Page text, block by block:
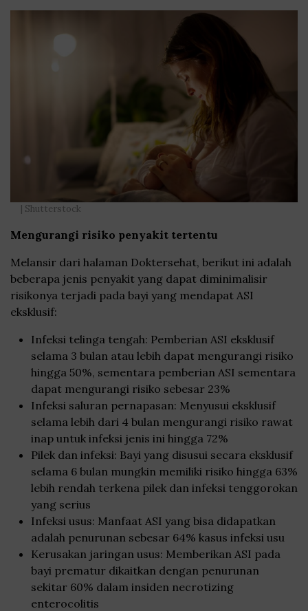
| Shutterstock
Mengurangi risiko penyakit tertentu
Melansir dari halaman Doktersehat, berikut ini adalah
beberapa jenis penyakit yang dapat diminimalisir
risikonya terjadi pada bayi yang mendapat ASI
eksklusif:
Infeksi telinga tengah: Pemberian ASI eksklusif
selama 3 bulan atau lebih dapat mengurangi risiko
hingga 50%, sementara pemberian ASI sementara
dapat mengurangi risiko sebesar 23%
Infeksi saluran pernapasan: Menyusui eksklusif
selama lebih dari 4 bulan mengurangi risiko rawat
inap untuk infeksi jenis ini hingga 72%
Pilek dan infeksi: Bayi yang disusui secara eksklusif
selama 6 bulan mungkin memiliki risiko hingga 63%
lebih rendah terkena pilek dan infeksi tenggorokan
yang serius
Infeksi usus: Manfaat ASI yang bisa didapatkan
adalah penurunan sebesar 64% kasus infeksi usu
Kerusakan jaringan usus: Memberikan ASI pada
bayi prematur dikaitkan dengan penurunan
sekitar 60% dalam insiden necrotizing
enterocolitis